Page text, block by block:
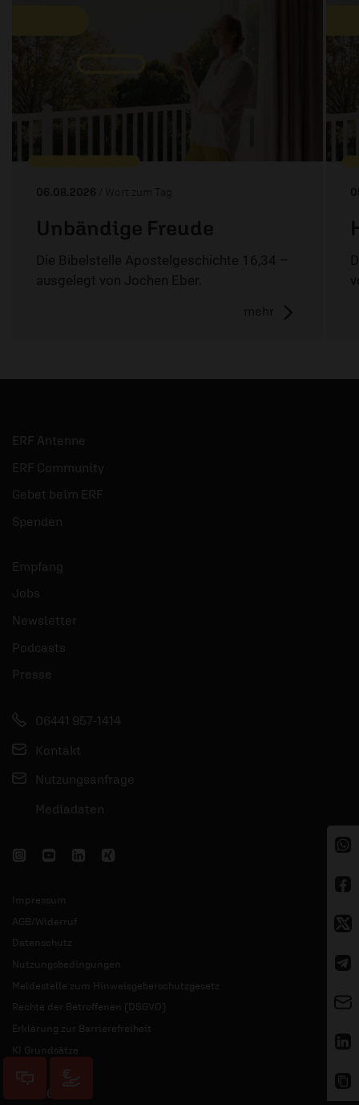
06.08.2026 / Wort zum Tag
Unbändige Freude
Die Bibelstelle Apostelgeschichte 16,34 –
ausgelegt von Jochen Eber.
mehr
ERF Antenne
ERF Community
Gebet beim ERF
Spenden
Empfang
Jobs
Newsletter
Podcasts
Presse
06441 957-1414
Kontakt
Nutzungsanfrage
Mediadaten
Impressum
AGB/Widerruf
Datenschutz
Nutzungsbedingungen
Meldestelle zum Hinweisgeberschutzgesetz
Rechte der Betroffenen (DSGVO)
Erklärung zur Barrierefreiheit
KI Grundsätze
© 2026 ERF